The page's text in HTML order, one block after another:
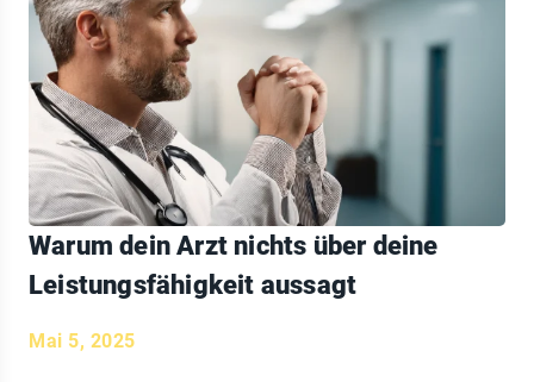
Warum dein Arzt nichts über deine
Leistungsfähigkeit aussagt
Mai 5, 2025